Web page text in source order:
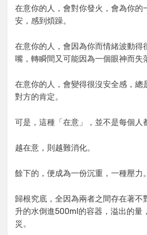
在意你的人，會對你發火，會為你的
安，感到煩躁。
在意你的人，會因為你而情緒波動得
嘴，轉瞬間又可能因為一個眼神而失
在意你的人，會變得很沒安全感，總
對方的肯定。
可是，這種「在意」，並不是每個人
越在意，則越難消化。
餘下的，便成為一份沉重，一種壓力。
歸根究底，全因為兩者之間存在著不
升的水倒進500ml的容器，溢出的量
災。